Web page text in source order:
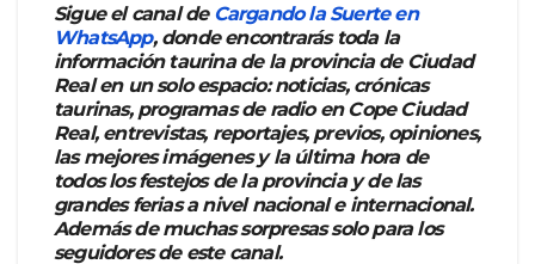
Sigue el canal de Cargando la Suerte en
WhatsApp, donde encontrarás toda la
información taurina de la provincia de Ciudad
Real en un solo espacio: noticias, crónicas
taurinas, programas de radio en Cope Ciudad
Real, entrevistas, reportajes, previos, opiniones,
las mejores imágenes y la última hora de
todos los festejos de la provincia y de las
grandes ferias a nivel nacional e internacional.
Además de muchas sorpresas solo para los
seguidores de este canal.